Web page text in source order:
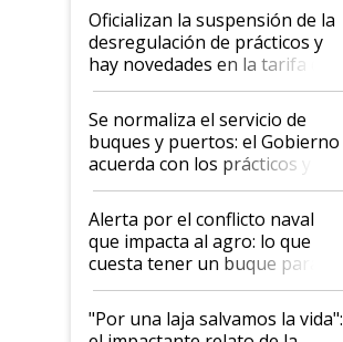
Oficializan la suspensión de la
desregulación de prácticos y
hay novedades en la tarifa de
la hidrovía
Se normaliza el servicio de
buques y puertos: el Gobierno
acuerda con los prácticos y
suspende el decreto de
desregulación
Alerta por el conflicto naval
que impacta al agro: lo que
cuesta tener un buque parado
y el peligro de que Argentina
pase a ser "país sucio"
"Por una laja salvamos la vida":